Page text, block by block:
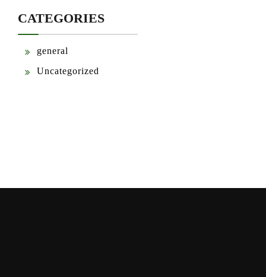
CATEGORIES
general
Uncategorized